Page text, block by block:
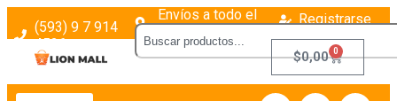
(593) 9 7 914
4526
Envíos a todo el
Registrarse
Login
$0,00 0